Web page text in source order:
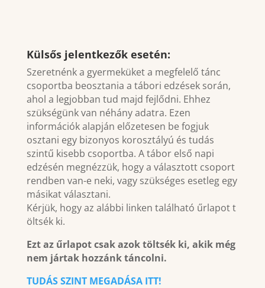
Külsős jelentkezők esetén:
Szeretnénk a gyermeküket a megfelelő tánc
csoportba beosztania a tábori edzések során,
ahol a legjobban tud majd fejlődni. Ehhez
szükségünk van néhány adatra. Ezen
információk alapján előzetesen be fogjuk
osztani egy bizonyos korosztályú és tudás
szintű kisebb csoportba. A tábor első napi
edzésén megnézzük, hogy a választott csoport
rendben van-e neki, vagy szükséges esetleg egy
másikat választani.
Kérjük, hogy az alábbi linken található űrlapot t
öltsék ki.
Ezt az űrlapot csak azok töltsék ki, akik még
nem jártak hozzánk táncolni.
TUDÁS SZINT MEGADÁSA ITT!